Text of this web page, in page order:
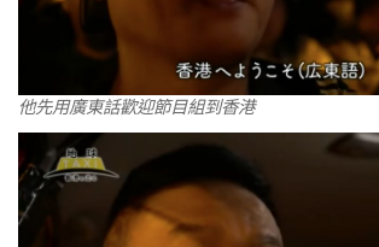
他先用廣東話歡迎節目組到香港